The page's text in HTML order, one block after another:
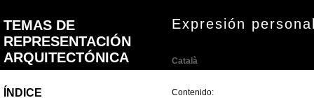
Expresión
Català
Contenido: